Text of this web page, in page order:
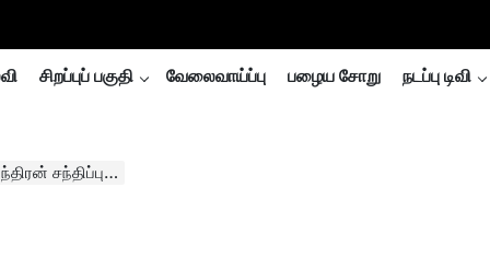
சிறப்புப் பகுதி வேலைவாய்ப்பு பழைய சோறு நடப்பு டிவி
சந்திப்பு…